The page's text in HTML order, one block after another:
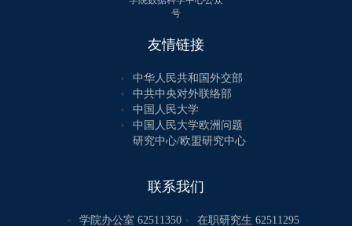
号
友情链接
中华人民共和国外交部
中共中央对外联络部
中国人民大学
中国人民大学欧洲问题
研究中心/欧盟研究中心
联系我们
学院办公室 62511350 在职研究生 62511295